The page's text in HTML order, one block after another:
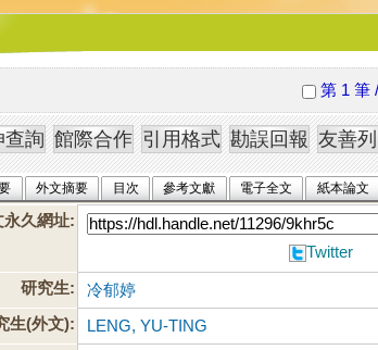
第 1 筆
外文摘要 目次 參考文獻 電子全文 紙本論文
永久網址:
Twitter
研究生:
冷郁婷
生(外文):
LENG, YU-TING